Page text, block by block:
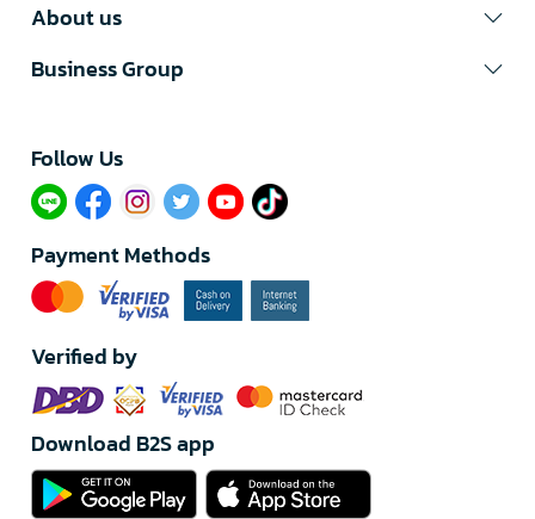
About us
Business Group
Follow Us​
Payment Methods
Verified by
Download B2S app